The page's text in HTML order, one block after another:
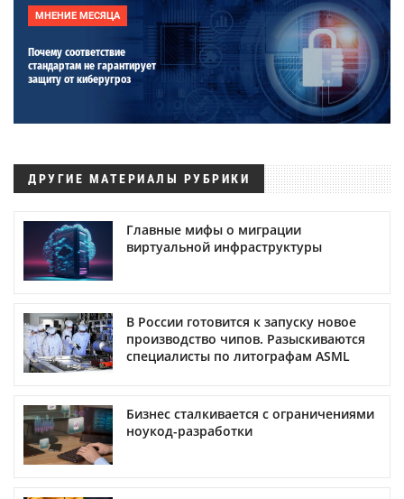
МНЕНИЕ МЕСЯЦА
Почему соответствие
стандартам не гарантирует
защиту от киберугроз
ДРУГИЕ МАТЕРИАЛЫ РУБРИКИ
Главные мифы о миграции
виртуальной инфраструктуры
В России готовится к запуску новое
производство чипов. Разыскиваются
специалисты по литографам ASML
Бизнес сталкивается с ограничениями
ноукод-разработки